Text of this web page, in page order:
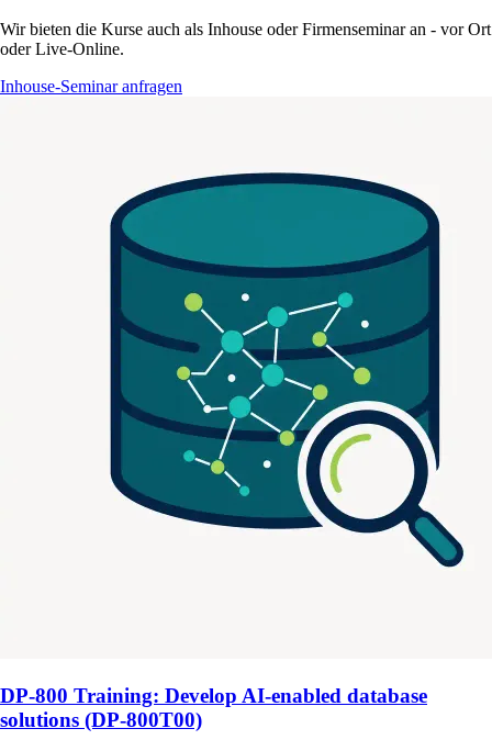
Wir bieten die Kurse auch als Inhouse oder Firmenseminar an - vor Ort
oder Live-Online.
Inhouse-Seminar anfragen
DP-800 Training: Develop AI-enabled database
solutions (DP-800T00)